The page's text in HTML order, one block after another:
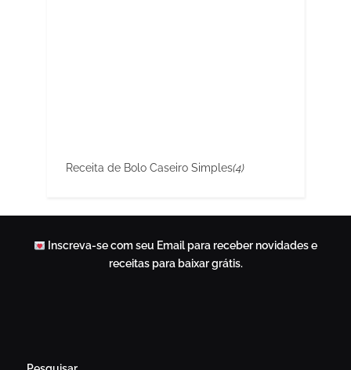
Receita de Bolo Caseiro Simples(4)
Inscreva-se com seu Email para receber novidades e
receitas para baixar grátis.